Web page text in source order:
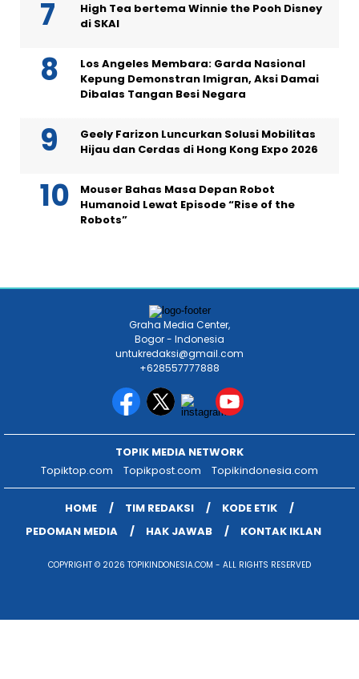
High Tea bertema Winnie the Pooh Disney
di SKAI
Los Angeles Membara: Garda Nasional
Kepung Demonstran Imigran, Aksi Damai
Dibalas Tangan Besi Negara
Geely Farizon Luncurkan Solusi Mobilitas
Hijau dan Cerdas di Hong Kong Expo 2026
Mouser Bahas Masa Depan Robot
Humanoid Lewat Episode “Rise of the
Robots”
Graha Media Center,
Bogor - Indonesia
untukredaksi@gmail.com
+628557777888
TOPIK MEDIA NETWORK
Topiktop.com
Topikpost.com Topikindonesia.com
HOME TIM REDAKSI
KODE ETIK
PEDOMAN MEDIA
HAK JAWAB KONTAK IKLAN
COPYRIGHT © 2026 TOPIKINDONESIA.COM - ALL RIGHTS RESERVED